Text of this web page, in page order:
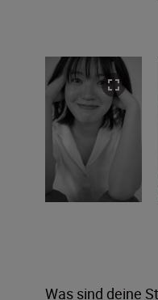
Was sind deine